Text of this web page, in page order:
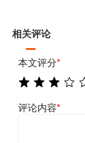
相关评论
本文评分*
评论内容*